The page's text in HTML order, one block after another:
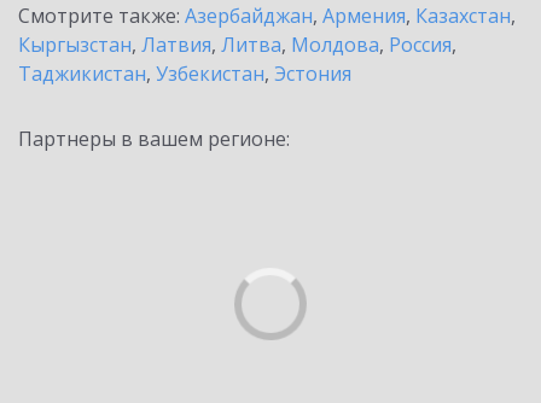
Смотрите также: Азербайджан, Армения, Казахстан,
Кыргызстан, Латвия, Литва, Молдова, Россия,
Таджикистан, Узбекистан, Эстония
Партнеры в вашем регионе: